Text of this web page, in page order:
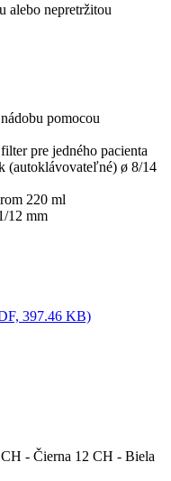
alebo nepretržitou
pomocou
pre jedného pacienta
(autoklávovateľné) ø 8/14
220 ml
12 mm
397.46 KB)
- Čierna 12 CH - Biela